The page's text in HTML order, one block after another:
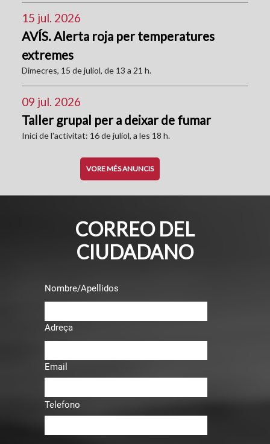
15 jul. 2026
AVÍS. Alerta roja per temperatures
extremes
Dimecres, 15 de juliol, de 13 a 21 h.
09 jul. 2026
Taller grupal per a deixar de fumar
Inici de l'activitat: 16 de juliol, a les 18 h.
VORE MÉS ANUNCIS
CORREO DEL
CIUDADANO
Nombre/Apellidos
Adreça
Email
Telefono